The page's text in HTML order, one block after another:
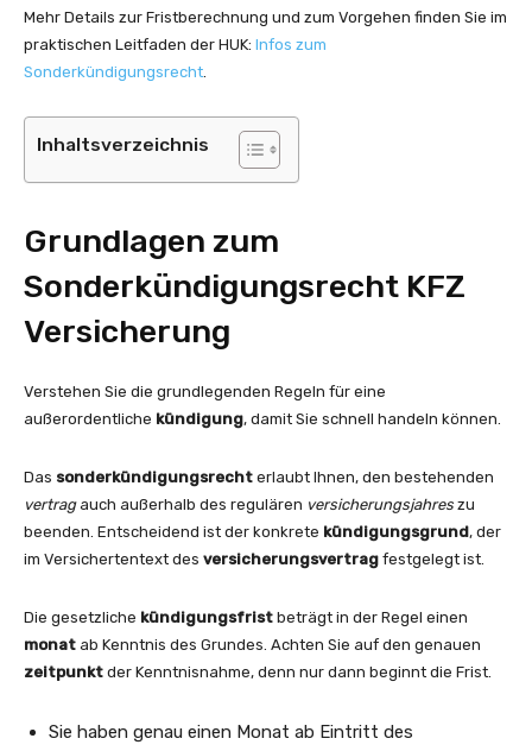
Mehr Details zur Fristberechnung und zum Vorgehen finden Sie im
praktischen Leitfaden der HUK: Infos zum
Sonderkündigungsrecht.
Inhaltsverzeichnis
Grundlagen zum
Sonderkündigungsrecht KFZ
Versicherung
Verstehen Sie die grundlegenden Regeln für eine
außerordentliche kündigung, damit Sie schnell handeln können.
Das sonderkündigungsrecht erlaubt Ihnen, den bestehenden
vertragauch außerhalb des regulären versicherungsjahres zu
beenden. Entscheidend ist der konkrete kündigungsgrund, der
im Versichertentext des versicherungsvertrag festgelegt ist.
Die gesetzliche kündigungsfrist beträgt in der Regel einen
monat ab Kenntnis des Grundes. Achten Sie auf den genauen
zeitpunkt der Kenntnisnahme, denn nur dann beginnt die Frist.
Sie haben genau einen Monat ab Eintritt des